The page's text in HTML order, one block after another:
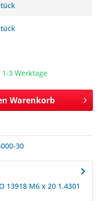
3 Werktage
Warenkorb
30
13918 M6 x 20 1.4301